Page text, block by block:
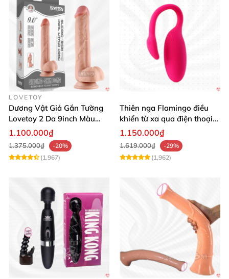
LOVETOY
Dương Vật Giả Gắn Tường
Lovetoy 2 Da 9inch Màu
Flesh Hàng Chính Hãng
1.100.000₫
1.375.000₫
-20%
(1,967)
Thiên nga Flamingo điều
khiển từ xa qua điện thoại
cực dễ dàng
1.150.000₫
1.619.000₫
-29%
(1,962)